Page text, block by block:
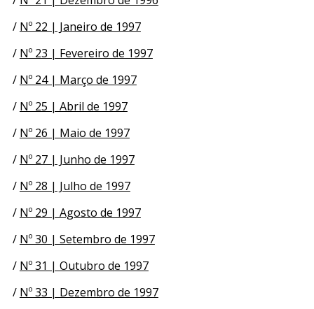
/ Nº 22 | Janeiro de 1997
/ Nº 23 | Fevereiro de 1997
/ Nº 24 | Março de 1997
/ Nº 25 | Abril de 1997
/ Nº 26 | Maio de 1997
/ Nº 27 | Junho de 1997
/ Nº 28 | Julho de 1997
/ Nº 29 | Agosto de 1997
/ Nº 30 | Setembro de 1997
/ Nº 31 | Outubro de 1997
/ Nº 33 | Dezembro de 1997